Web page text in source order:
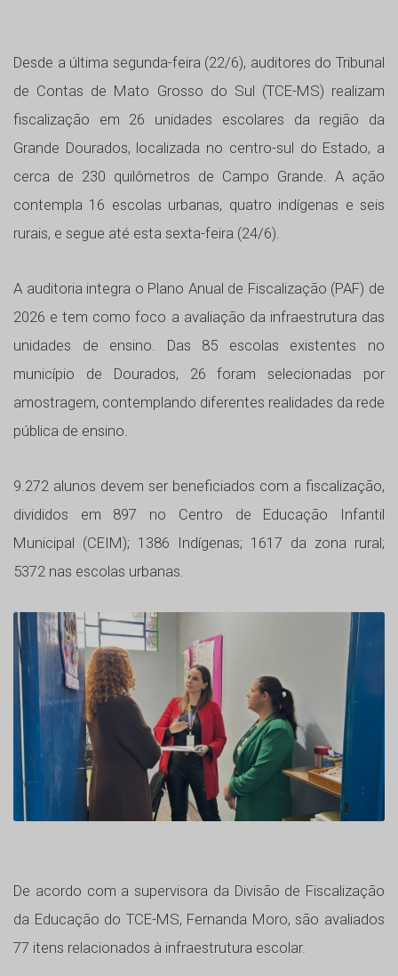
Desde a última segunda-feira (22/6), auditores do Tribunal
de Contas de Mato Grosso do Sul (TCE-MS) realizam
fiscalização em 26 unidades escolares da região da
Grande Dourados, localizada no centro-sul do Estado, a
cerca de 230 quilômetros de Campo Grande. A ação
contempla 16 escolas urbanas, quatro indígenas e seis
rurais, e segue até esta sexta-feira (24/6).
A auditoria integra o Plano Anual de Fiscalização (PAF) de
2026 e tem como foco a avaliação da infraestrutura das
unidades de ensino. Das 85 escolas existentes no
município de Dourados, 26 foram selecionadas por
amostragem, contemplando diferentes realidades da rede
pública de ensino.
9.272 alunos devem ser beneficiados com a fiscalização,
divididos em 897 no Centro de Educação Infantil
Municipal (CEIM); 1386 Indígenas; 1617 da zona rural;
5372 nas escolas urbanas.
De acordo com a supervisora da Divisão de Fiscalização
da Educação do TCE-MS, Fernanda Moro, são avaliados
77 itens relacionados à infraestrutura escolar.